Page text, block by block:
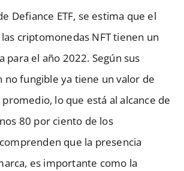
Defiance ETF, se estima que el
criptomonedas NFT tienen un
para el año 2022. Según sus
no fungible ya tiene un valor de
lo que está al alcance de
80 por ciento de los
que la presencia
es importante como la